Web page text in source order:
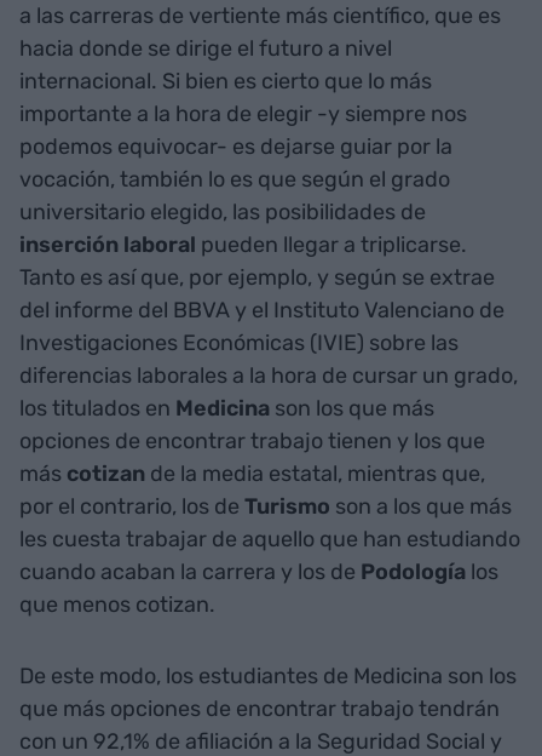
a las carreras de vertiente más científico, que es
hacia donde se dirige el futuro a nivel
internacional. Si bien es cierto que lo más
importante a la hora de elegir -y siempre nos
podemos equivocar- es dejarse guiar por la
vocación, también lo es que según el grado
universitario elegido, las posibilidades de
inserción laboral pueden llegar a triplicarse.
Tanto es así que, por ejemplo, y según se extrae
del informe del BBVA y el Instituto Valenciano de
Investigaciones Económicas (IVIE) sobre las
diferencias laborales a la hora de cursar un grado,
los titulados en Medicina son los que más
opciones de encontrar trabajo tienen y los que
más cotizan de la media estatal, mientras que,
por el contrario, los de Turismo son a los que más
les cuesta trabajar de aquello que han estudiando
cuando acaban la carrera y los de Podología los
que menos cotizan.
De este modo, los estudiantes de Medicina son los
que más opciones de encontrar trabajo tendrán
con un 92,1% de afiliación a la Seguridad Social y